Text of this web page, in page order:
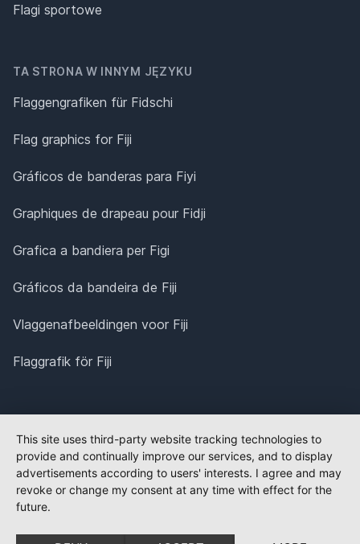
Flagi sportowe
TA STRONA W INNYM JĘZYKU
Flaggengrafiken für Fidschi
Flag graphics for Fiji
Gráficos de banderas para Fiyi
Graphiques de drapeau pour Fidji
Grafica a bandiera per Figi
Gráficos da bandeira de Fiji
Vlaggenafbeeldingen voor Fiji
Flaggrafik för Fiji
This site uses third-party website tracking technologies to
provide and continually improve our services, and to display
advertisements according to users' interests. I agree and may
revoke or change my consent at any time with effect for the
future.